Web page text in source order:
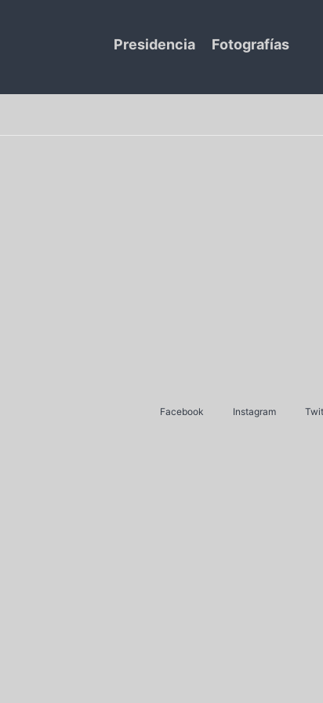
Presidencia Fotografías
Facebook Instagram